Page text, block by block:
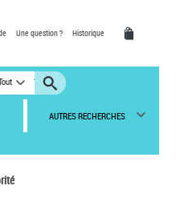
Une question ? Historique
AUTRES RECHERCHES